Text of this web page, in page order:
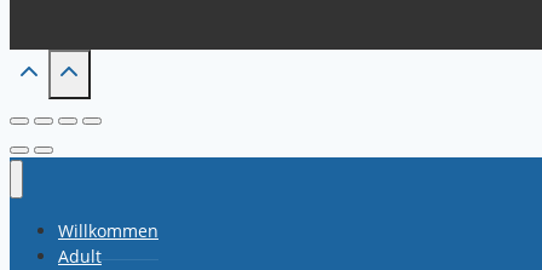
Willkommen
Adult